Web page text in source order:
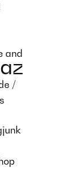
and
/